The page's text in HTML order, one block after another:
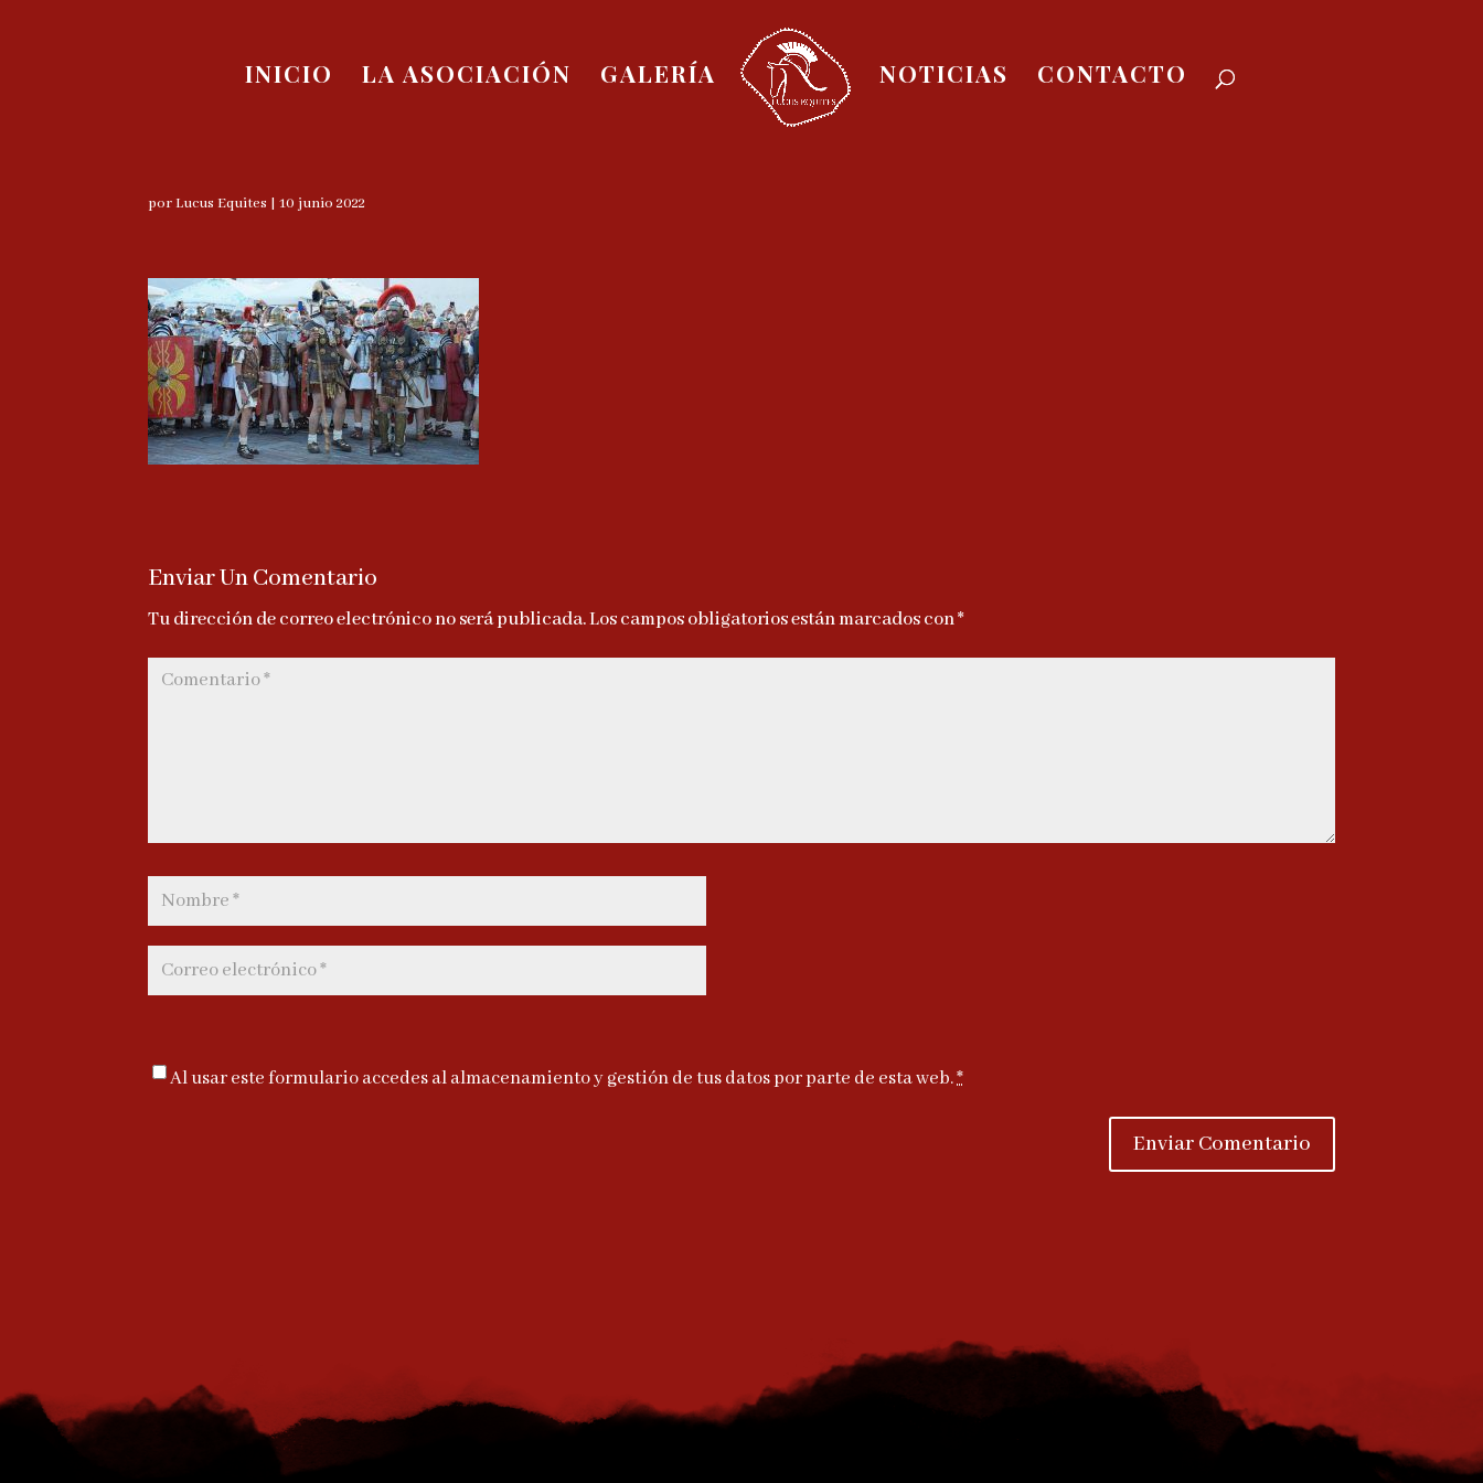
INICIO LA ASOCIACIÓN GALERÍA NOTICIAS CONTACTO
porLucus Equites |10 junio 2022
Enviar Un Comentario
Tu dirección de correo electrónico no será publicada.Los campos obligatorios están marcados con*
Al usar este formulario accedes al almacenamiento y gestión de tus datos por parte de esta web.*